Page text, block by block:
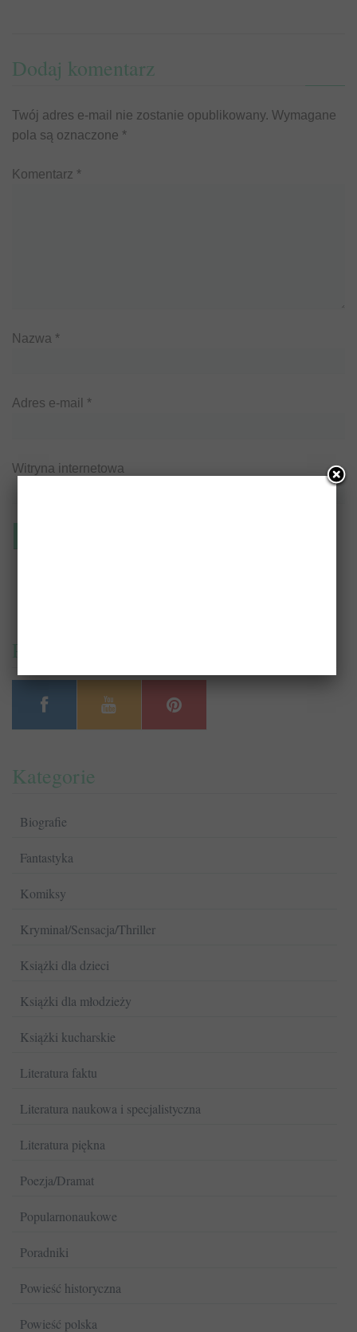
Dodaj komentarz
Twój adres e-mail nie zostanie opublikowany. Wymagane
pola są oznaczone *
Komentarz *
Nazwa *
Adres e-mail *
Witryna internetowa
PrzeczytajTo.pl na:
Kategorie
Biografie
Fantastyka
Komiksy
Kryminał/Sensacja/Thriller
Książki dla dzieci
Książki dla młodzieży
Książki kucharskie
Literatura faktu
Literatura naukowa i specjalistyczna
Literatura piękna
Poezja/Dramat
Popularnonaukowe
Poradniki
Powieść historyczna
Powieść polska